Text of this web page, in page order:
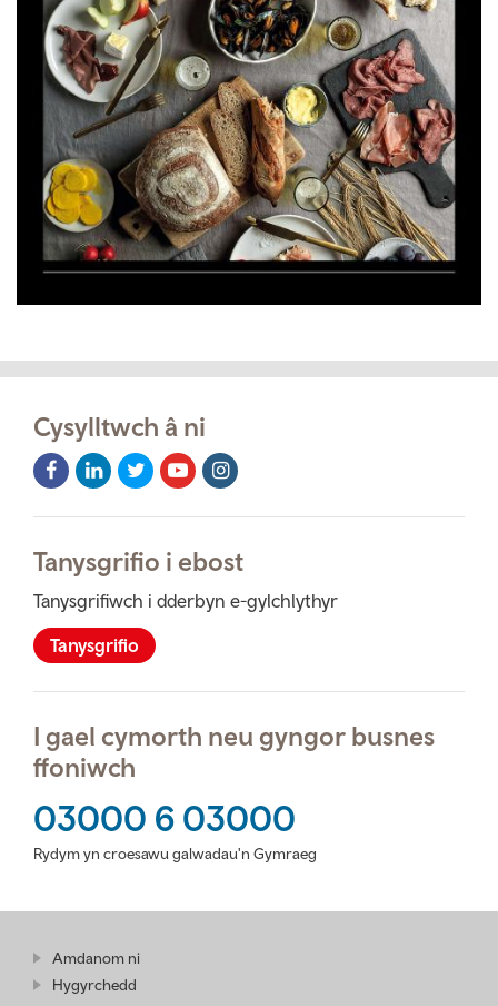
Cysylltwch â ni
Facebook
Icon
LinkedIn
Icon
Twitter
Icon
Youtube
Icon
Instagram
Icon
Tanysgrifio i ebost
Tanysgrifiwch i dderbyn e-gylchlythyr
Tanysgrifio
I gael cymorth neu gyngor busnes
ffoniwch
03000 6 03000
Rydym yn croesawu galwadau'n Gymraeg
Amdanom ni
Hygyrchedd